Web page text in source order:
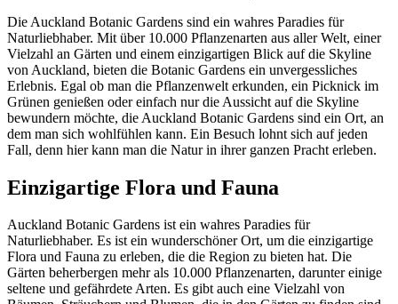
Die Auckland Botanic Gardens sind ein wahres Paradies für
Naturliebhaber. Mit über 10.000 Pflanzenarten aus aller Welt, einer
Vielzahl an Gärten und einem einzigartigen Blick auf die Skyline
von Auckland, bieten die Botanic Gardens ein unvergessliches
Erlebnis. Egal ob man die Pflanzenwelt erkunden, ein Picknick im
Grünen genießen oder einfach nur die Aussicht auf die Skyline
bewundern möchte, die Auckland Botanic Gardens sind ein Ort, an
dem man sich wohlfühlen kann. Ein Besuch lohnt sich auf jeden
Fall, denn hier kann man die Natur in ihrer ganzen Pracht erleben.
Einzigartige Flora und Fauna
Auckland Botanic Gardens ist ein wahres Paradies für
Naturliebhaber. Es ist ein wunderschöner Ort, um die einzigartige
Flora und Fauna zu erleben, die die Region zu bieten hat. Die
Gärten beherbergen mehr als 10.000 Pflanzenarten, darunter einige
seltene und gefährdete Arten. Es gibt auch eine Vielzahl von